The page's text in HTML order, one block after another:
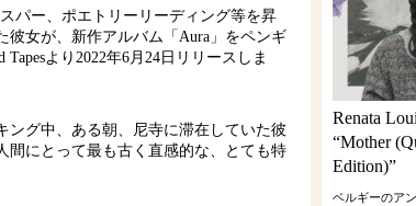
パー、ポエトリーリーディング等を昇
女が、新作アルバム「Aura」をペンギ
より2022年6月24日リリースしま
ング中、ある朝、尼寺に滞在していた彼
間にとって最も古く直感的な、とても特
Renata
“Mother
Edition)”
ベルギーのア